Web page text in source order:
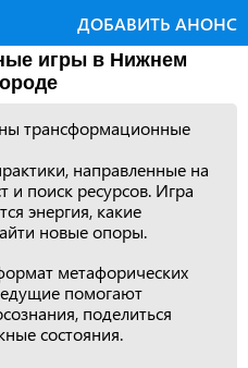
ДОБАВИТЬ АНОНС
игры в Нижнем
трансформационные
направленные на
и поиск ресурсов. Игра
энергия, какие
новые опоры.
метафорических
помогают
поделиться
состояния.